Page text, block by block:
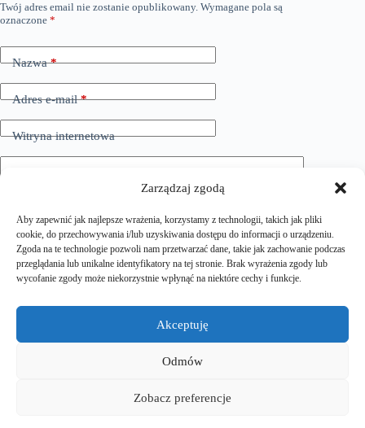
Zarządzaj zgodą
Aby zapewnić jak najlepsze wrażenia, korzystamy z technologii, takich jak pliki
cookie, do przechowywania i/lub uzyskiwania dostępu do informacji o urządzeniu.
Zgoda na te technologie pozwoli nam przetwarzać dane, takie jak zachowanie podczas
przeglądania lub unikalne identyfikatory na tej stronie. Brak wyrażenia zgody lub
wycofanie zgody może niekorzystnie wpłynąć na niektóre cechy i funkcje.
Akceptuję
Odmów
Zobacz preferencje
Twój adres email nie zostanie opublikowany. Wymagane pola są
oznaczone *
Nazwa*
Adres e-mail*
Witryna internetowa
internetową w tej przeglądarce do następnego komentowania.
A
l
r
n
v
e